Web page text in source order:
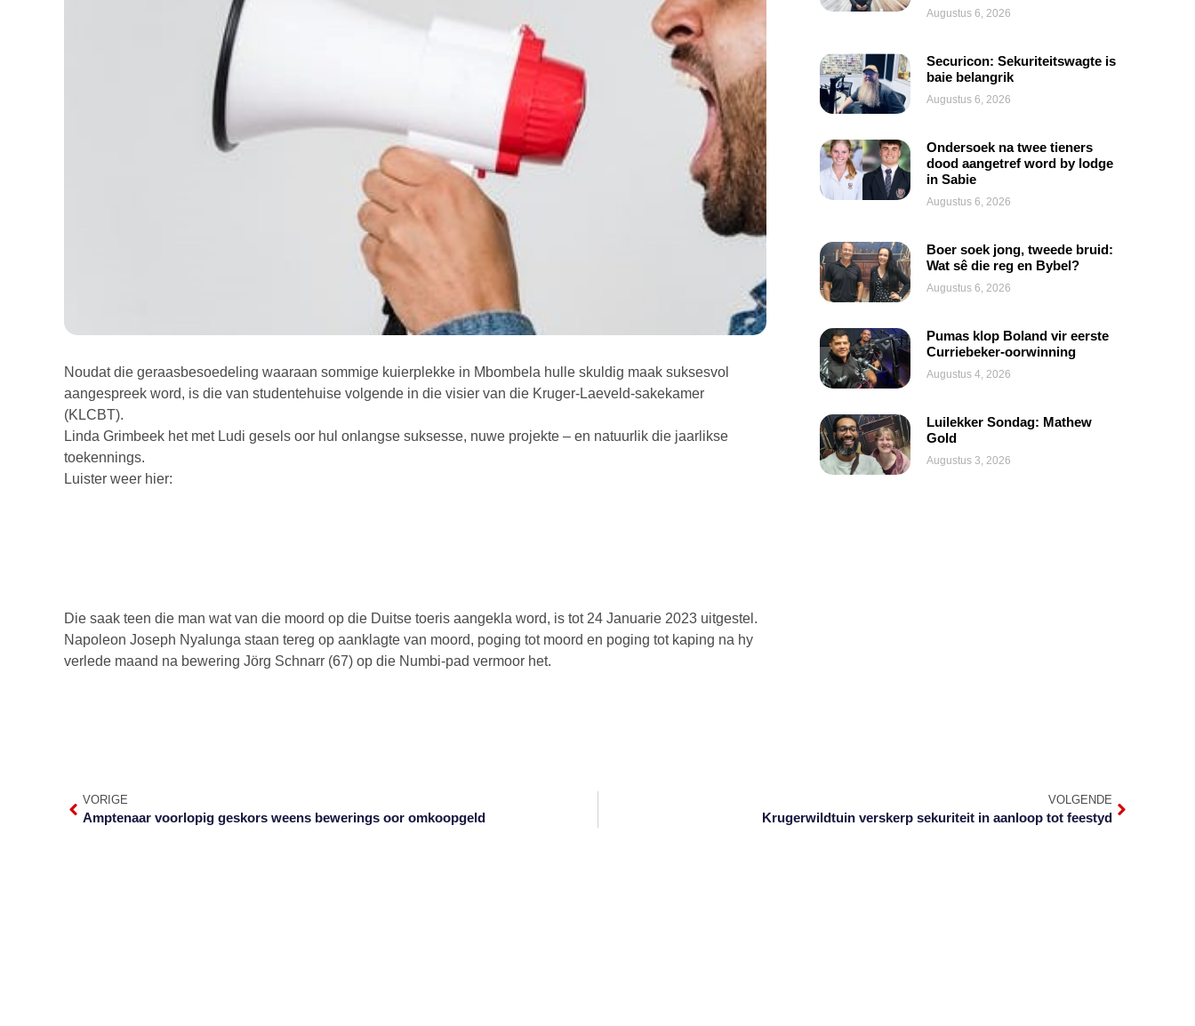
Noudat die geraasbesoedeling waaraan sommige kuierplekke in Mbombela hulle skuldig maak suksesvol
aangespreek word, is die van studentehuise volgende in die visier van die Kruger-Laeveld-sakekamer
(KLCBT).
Linda Grimbeek het met Ludi gesels oor hul onlangse suksesse, nuwe projekte – en natuurlik die jaarlikse
toekennings.
Luister weer hier:
Die saak teen die man wat van die moord op die Duitse toeris aangekla word, is tot 24 Januarie 2023 uitgestel.
Napoleon Joseph Nyalunga staan tereg op aanklagte van moord, poging tot moord en poging tot kaping na hy
verlede maand na bewering Jörg Schnarr (67) op die Numbi-pad vermoor het.
Augustus 6, 2026
Securicon: Sekuriteitswagte is
baie belangrik
Augustus 6, 2026
Ondersoek na twee tieners
dood aangetref word by lodge
in Sabie
Augustus 6, 2026
Boer soek jong, tweede bruid:
Wat sê die reg en Bybel?
Augustus 6, 2026
Pumas klop Boland vir eerste
Curriebeker-oorwinning
Augustus 4, 2026
Luilekker Sondag: Mathew
Gold
Augustus 3, 2026
VORIGE
Amptenaar voorlopig geskors weens bewerings oor omkoopgeld
VOLGENDE
Krugerwildtuin verskerp sekuriteit in aanloop tot feestyd